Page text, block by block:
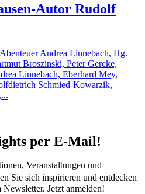
Autor Rudolf
Andrea Linnebach, Hg.
Broszinski, Peter Gercke,
Linnebach, Eberhard Mey,
Schmied-Kowarzik,
per E-Mail!
Veranstaltungen und
Sie sich inspirieren und entdecken
Jetzt anmelden!